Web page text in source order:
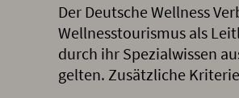
Der Deutsche Wellness
Wellnesstourismus als
durch ihr Spezialwissen
gelten. Zusätzliche